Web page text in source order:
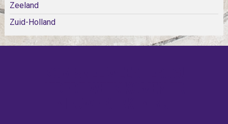
Zeeland
Zuid-Holland